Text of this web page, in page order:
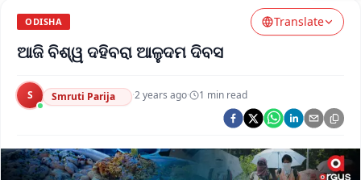
Argus Swaad Odisha
Argus Chalo Dekhein Apna Desh
ODISHA Translate
ଆଜି ବିଶ୍ୱ ଦହିବରା ଆଳୁଦମ ଦିବସ
S Smruti Parija ·2 years ago· 1 min read